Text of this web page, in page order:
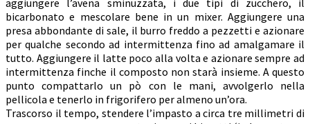
bicarbonato e mescolare bene in un mixer. Aggiungere una
presa abbondante di sale, il burro freddo a pezzetti e azionare
per qualche secondo ad intermittenza fino ad amalgamare il
tutto. Aggiungere il latte poco alla volta e azionare sempre ad
intermittenza finche il composto non starà insieme. A questo
punto compattarlo un pò con le mani, avvolgerlo nella
pellicola e tenerlo in frigorifero per almeno un’ora.
Trascorso il tempo, stendere l’impasto a circa tre millimetri di